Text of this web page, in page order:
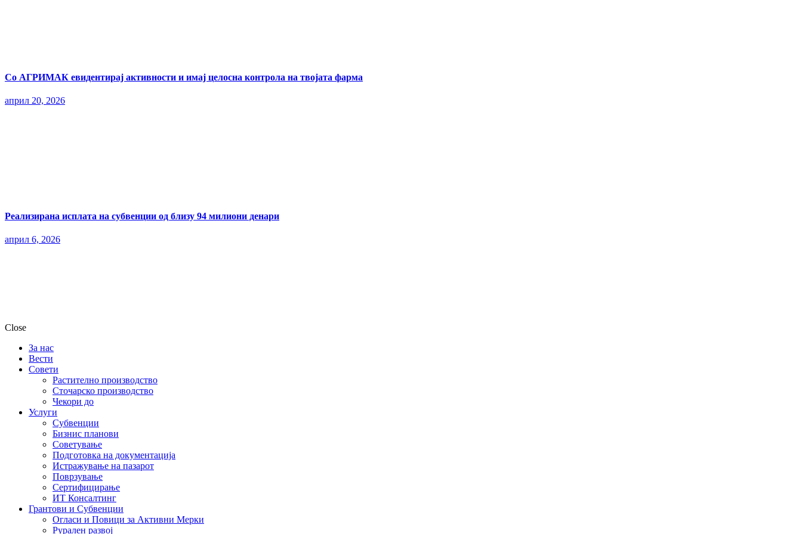
Со АГРИМАК евидентирај активности и имај целосна контрола на твојата фарма
април 20, 2026
Реализирана исплата на субвенции од близу 94 милиони денари
април 6, 2026
Close
За нас
Вести
Совети
Растително производство
Сточарско производство
Чекори до
Услуги
Субвенции
Бизнис планови
Советување
Подготовка на документација
Истражување на пазарот
Поврзување
Сертифицирање
ИТ Консалтинг
Грантови и Субвенции
Огласи и Повици за Активни Мерки
Рурален развој